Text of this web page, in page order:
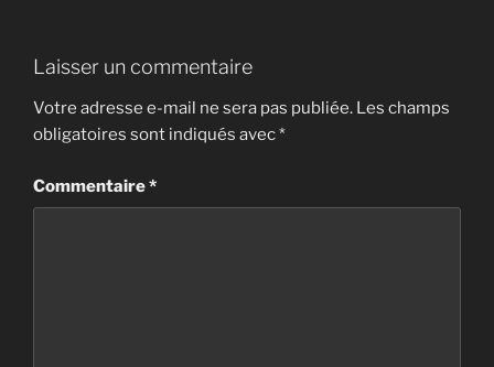
Laisser un commentaire
Votre adresse e-mail ne sera pas publiée. Les champs
obligatoires sont indiqués avec*
Commentaire*